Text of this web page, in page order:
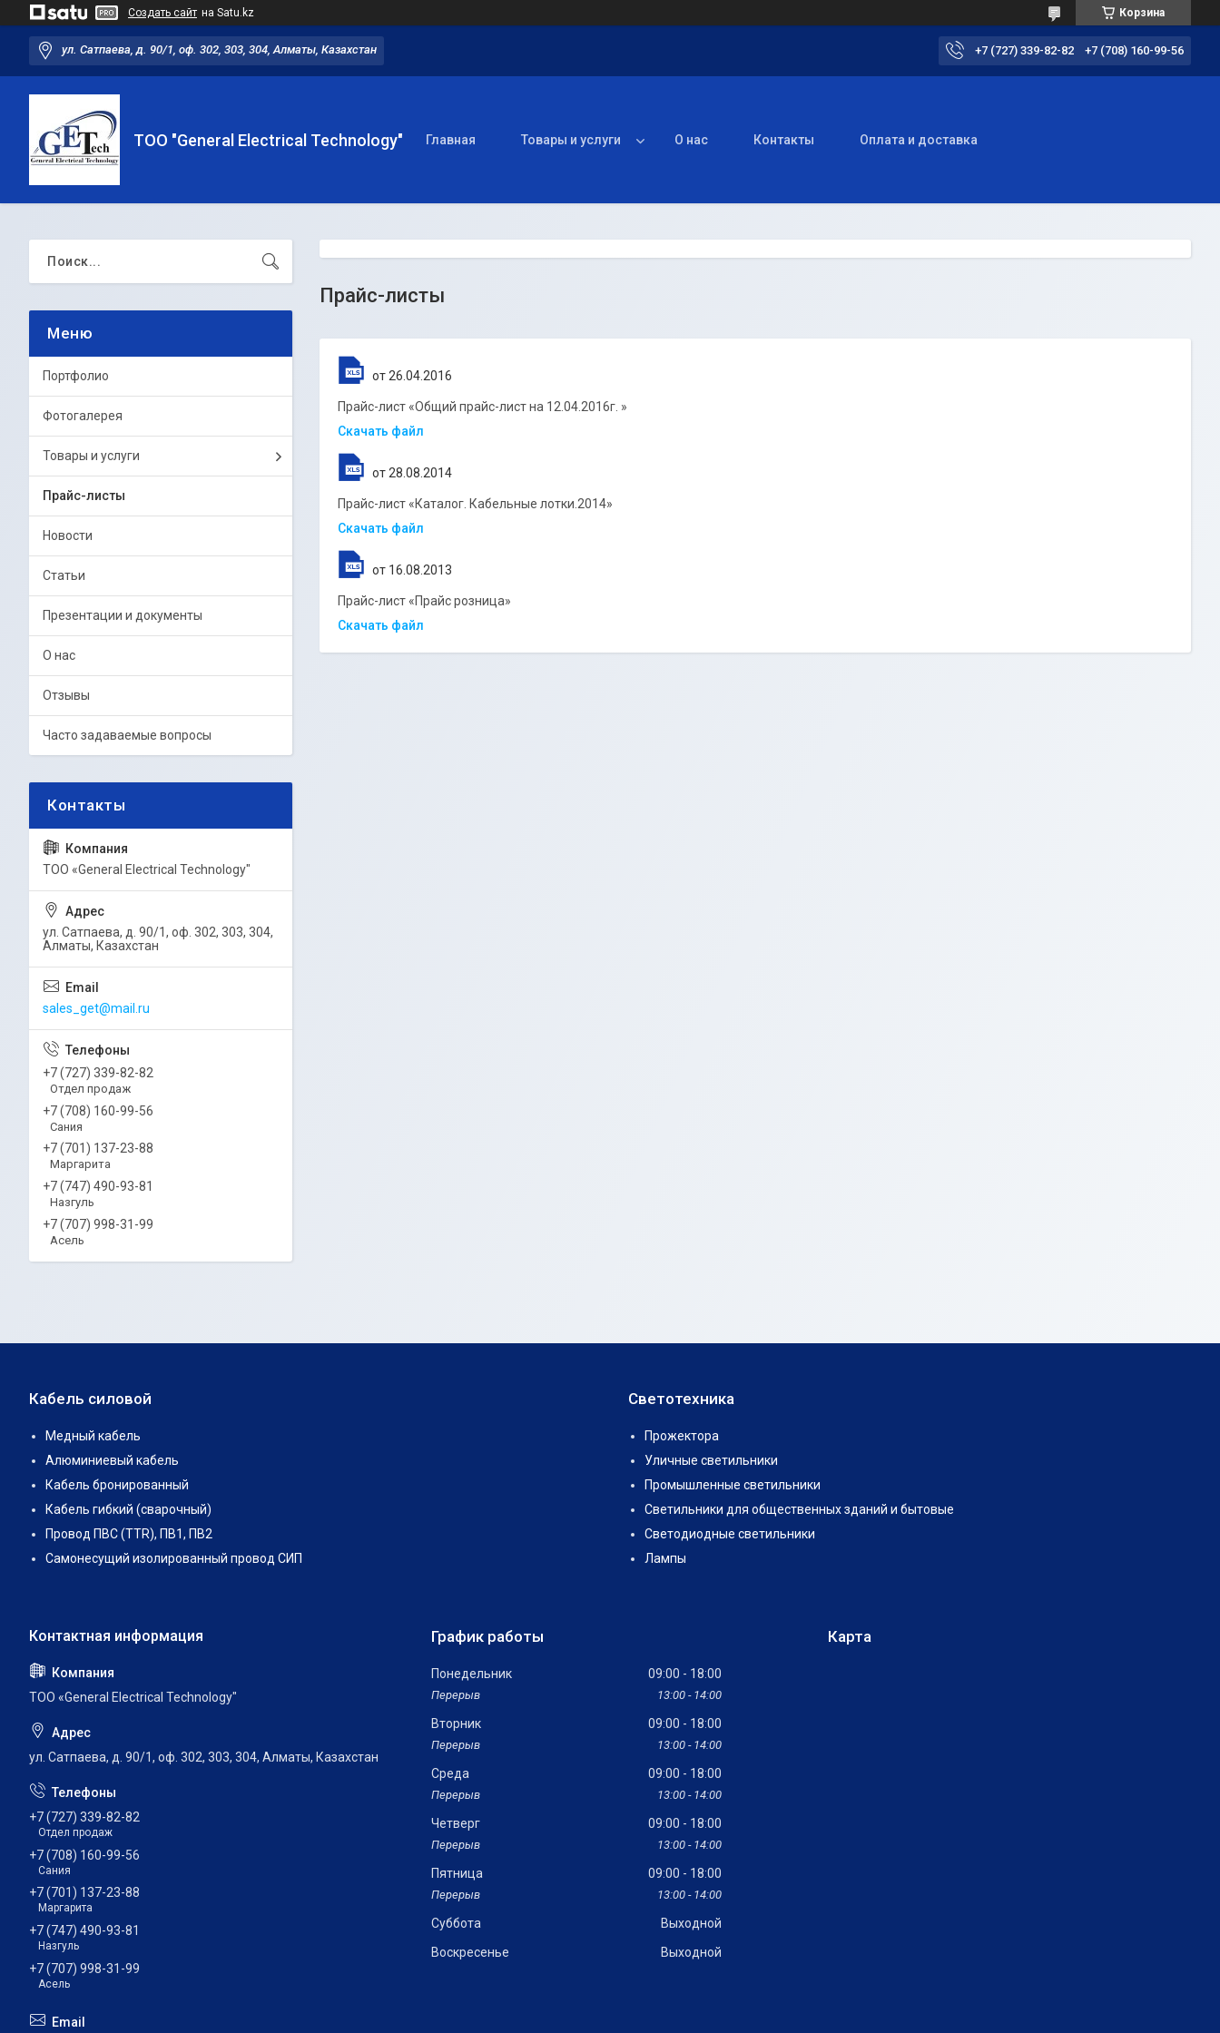
Создать сайт на Satu.kz Корзина
ул. Сатпаева, д. 90/1, оф. 302, 303, 304, Алматы, Казахстан +7 (727) 339-82-82 +7 (708) 160-99-56
ТОО "General Electrical Technology" Главная Товары и услуги О нас Контакты Оплата и доставка
Прайс-листы
26.04.2016
Прайс-лист «Общий прайс-лист на 12.04.2016г. »
Скачать файл
28.08.2014
Прайс-лист «Каталог. Кабельные лотки.2014»
Скачать файл
16.08.2013
Прайс-лист «Прайс розница»
Скачать файл
Портфолио
Фотогалерея
Товары и услуги
Прайс-листы
Новости
Статьи
Презентации и документы
О нас
Отзывы
Часто задаваемые вопросы
ТОО «General Electrical Technology"
ул. Сатпаева, д. 90/1, оф. 302, 303, 304,
Алматы, Казахстан
sales_get@mail.ru
+7 (727) 339-82-82
Отдел продаж
+7 (708) 160-99-56
Сания
+7 (701) 137-23-88
Маргарита
+7 (747) 490-93-81
Назгуль
+7 (707) 998-31-99
Асель
Кабель силовой
Медный кабель
Алюминиевый кабель
Кабель бронированный
Кабель гибкий (сварочный)
Провод ПВС (TTR), ПВ1, ПВ2
Самонесущий изолированный провод СИП
Светотехника
Прожектора
Уличные светильники
Промышленные светильники
Светильники для общественных зданий и бытовые
Светодиодные светильники
Лампы
ТОО «General Electrical Technology"
ул. Сатпаева, д. 90/1, оф. 302, 303, 304, Алматы, Казахстан
+7 (727) 339-82-82
Отдел продаж
+7 (708) 160-99-56
Сания
+7 (701) 137-23-88
Маргарита
+7 (747) 490-93-81
Назгуль
+7 (707) 998-31-99
Асель
График работы
Понедельник 09:00 18:00
13:00 14:00
Вторник 09:00 18:00
13:00 14:00
Среда 09:00 18:00
13:00 14:00
Четверг 09:00 18:00
13:00 14:00
Пятница 09:00 18:00
13:00 14:00
Суббота
Выходной
Воскресенье
Выходной
Карта